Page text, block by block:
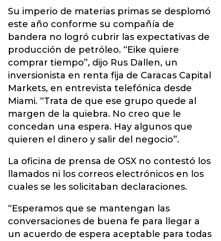
Su imperio de materias primas se desplomó
este año conforme su compañía de
bandera no logró cubrir las expectativas de
producción de petróleo. “Eike quiere
comprar tiempo”, dijo Rus Dallen, un
inversionista en renta fija de Caracas Capital
Markets, en entrevista telefónica desde
Miami. “Trata de que ese grupo quede al
margen de la quiebra. No creo que le
concedan una espera. Hay algunos que
quieren el dinero y salir del negocio”.
La oficina de prensa de OSX no contestó los
llamados ni los correos electrónicos en los
cuales se les solicitaban declaraciones.
“Esperamos que se mantengan las
conversaciones de buena fe para llegar a
un acuerdo de espera aceptable para todas